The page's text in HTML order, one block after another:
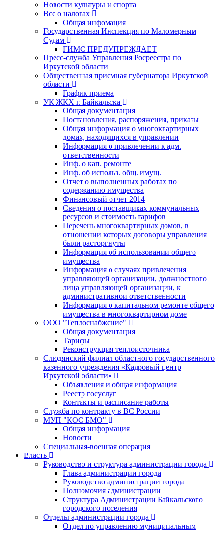
Новости культуры и спорта
Все о налогах
Общая инфомация
Государственная Инспекция по Маломерным
Судам
ГИМС ПРЕДУПРЕЖДАЕТ
Пресс-служба Управления Росреестра по
Иркутской области
Общественная приемная губернатора Иркутской
области
График приема
УК ЖКХ г. Байкальска
Общая документация
Постановления, распоряжения, приказы
Общая информация о многоквартирных
домах, находящихся в управлении
Информация о привлечении к адм.
ответственности
Инф. о кап. ремонте
Инф. об использ. общ. имущ.
Отчет о выполненных работах по
содержанию имущества
Финансовый отчет 2014
Сведения о поставщиках коммунальных
ресурсов и стоимость тарифов
Перечень многоквартирных домов, в
отношении которых договоры управления
были расторгнуты
Информация об использовании общего
имущества
Информация о случаях привлечения
управляющей организации, должностного
лица управляющей организации, к
административной ответственности
Информация о капитальном ремонте общего
имущества в многоквартирном доме
ООО "Теплоснабжение"
Общая документация
Тарифы
Реконструкция теплоисточника
Слюдянский филиал областного государственного
казенного учреждения «Кадровый центр
Иркутской области»
Объявления и общая информация
Реестр госуслуг
Контакты и расписание работы
Служба по контракту в ВС России
МУП "КОС БМО"
Общая информация
Новости
Специальная-военная операция
Власть
Руководство и структура администрации города
Глава администрации города
Руководство администрации города
Полномочия администрации
Структура Администрации Байкальского
городского поселения
Отделы администрации города
Отдел по управлению муниципальным